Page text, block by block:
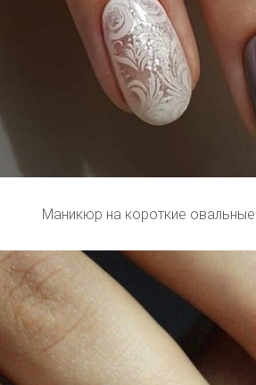
Маникюр на короткие овальные